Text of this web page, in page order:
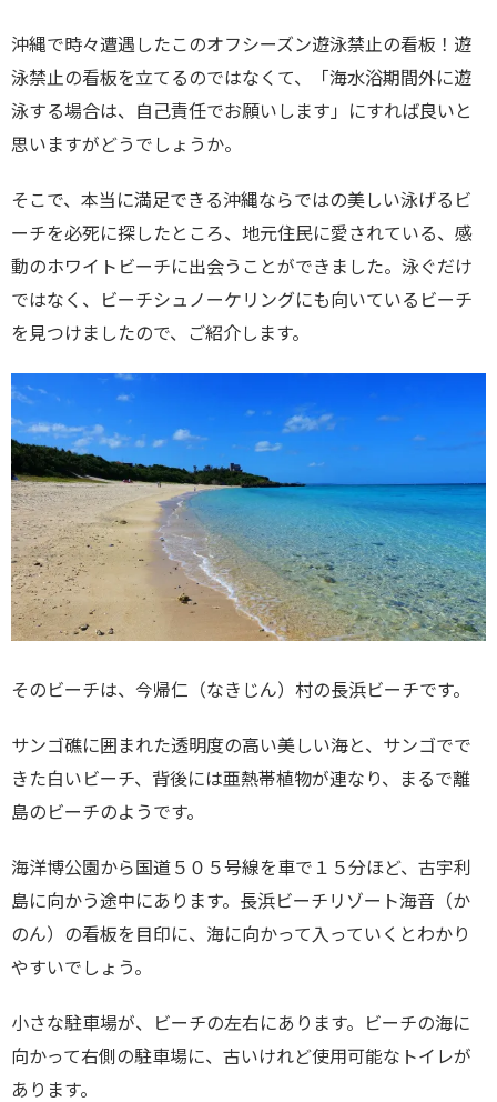
沖縄で時々遭遇したこのオフシーズン遊泳禁止の看板！遊
泳禁止の看板を立てるのではなくて、「海水浴期間外に遊
泳する場合は、自己責任でお願いします」にすれば良いと
思いますがどうでしょうか。
そこで、本当に満足できる沖縄ならではの美しい泳げるビ
ーチを必死に探したところ、地元住民に愛されている、感
動のホワイトビーチに出会うことができました。泳ぐだけ
ではなく、ビーチシュノーケリングにも向いているビーチ
を見つけましたので、ご紹介します。
そのビーチは、今帰仁（なきじん）村の長浜ビーチです。
サンゴ礁に囲まれた透明度の高い美しい海と、サンゴでで
きた白いビーチ、背後には亜熱帯植物が連なり、まるで離
島のビーチのようです。
海洋博公園から国道５０５号線を車で１５分ほど、古宇利
島に向かう途中にあります。長浜ビーチリゾート海音（か
のん）の看板を目印に、海に向かって入っていくとわかり
やすいでしょう。
小さな駐車場が、ビーチの左右にあります。ビーチの海に
向かって右側の駐車場に、古いけれど使用可能なトイレが
あります。